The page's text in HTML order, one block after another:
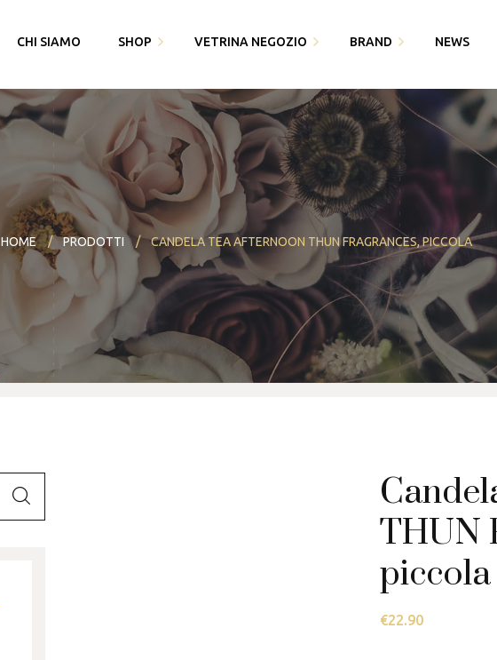
CHI SIAMO SHOP
Fedi Polello
Bracciali saldati e gioielli
permanenti
Bomboniere
Partecipazioni
I miei dati
VETRINA NEGOZIO
Gioiello
Piquadro
Swarovski
Thun
Bracciali saldati e gioielli
permanenti
BRAND
Cingomma
Gioielleria Karin1981
Maserati
Paciotti 4US
Piquadro
Polello
Alisia
NEWS
HOME PRODOTTI CANDELA TEA AFTERNOON THUN FRAGRANCES, PICCOLA
THUN
piccola
€22.90